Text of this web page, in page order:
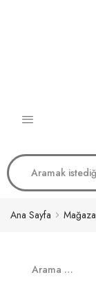
Ana Sayfa Mağaza